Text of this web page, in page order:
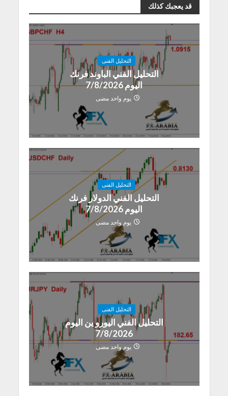
قد يعجبك كذلك
التحليل الفنى
التحليل الفني الباوند فرنك
اليوم 7/8/2026
يوم واحد مضى
التحليل الفنى
التحليل الفني الدولار فرنك
اليوم 7/8/2026
يوم واحد مضى
التحليل الفنى
التحليل الفني اليورو ين اليوم
7/8/2026
يوم واحد مضى